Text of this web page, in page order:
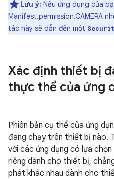
Lưu ý: Nếu ứng dụng của
Manifest.permission.CAMERA
tác này sẽ dẫn đến một
Xác định thiết bị
thực thể của ứng
Phiên bản cụ thể của ứng
đang chạy trên thiết bị nào.
với các ứng dụng có lựa
riêng dành cho thiết bị,
phát khác nhau dành cho